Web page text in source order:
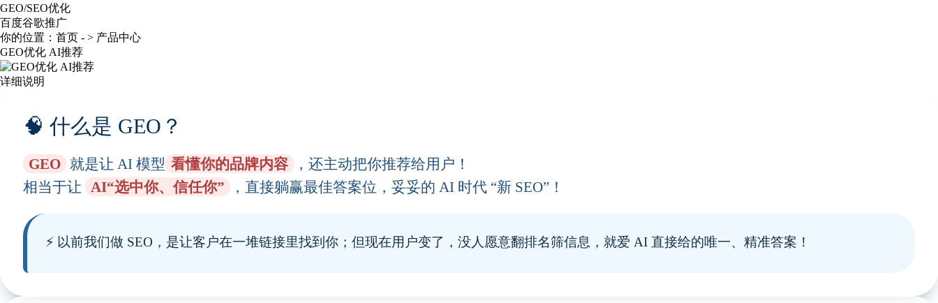
GEO/SEO优化
百度谷歌推广
你的位置： 首页 - > 产品中心
GEO优化 AI推荐
详细说明
🧠 什么是 GEO？
GEO 就是让 AI 模型 看懂你的品牌内容
，还主动把你推荐给用户！
相当于让
AI“选中你、信任你” ，直接躺赢最佳答案位，妥妥的 AI 时代 “新 SEO”！
⚡ 以前我们做 SEO，是让客户在一堆链接里找到你；但现在用户变了，没人愿意翻排名筛信息，就爱 AI 直接给的唯一、精准答案！